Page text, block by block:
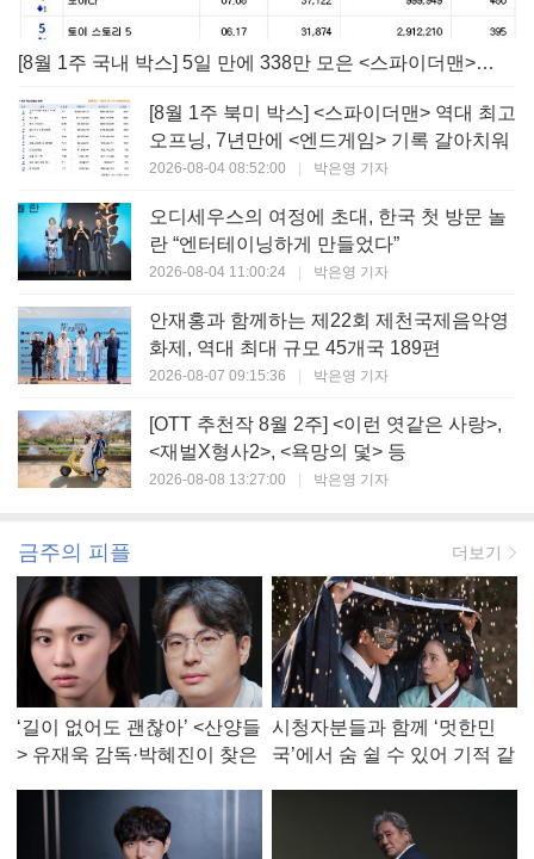
[8월 1주 국내 박스] 5일 만에 338만 모은 <스파이더맨> 극장가 235% 대반등, <호프>는 400만 돌파
[8월 1주 북미 박스] <스파이더맨> 역대 최고
오프닝, 7년만에 <엔드게임> 기록 갈아치워
2026-08-04 08:52:00 | 박은영 기자
오디세우스의 여정에 초대, 한국 첫 방문 놀
란 “엔터테이닝하게 만들었다”
2026-08-04 11:00:24 | 박은영 기자
안재홍과 함께하는 제22회 제천국제음악영
화제, 역대 최대 규모 45개국 189편
2026-08-07 09:15:36 | 박은영 기자
[OTT 추천작 8월 2주] <이런 엿같은 사랑>,
<재벌X형사2>, <욕망의 덫> 등
2026-08-08 13:27:00 | 박은영 기자
금주의 피플 더보기
‘길이 없어도 괜찮아’ <산양들
> 유재욱 감독·박혜진이 찾은
시청자분들과 함께 ‘멋한민
국’에서 숨 쉴 수 있어 기적 같